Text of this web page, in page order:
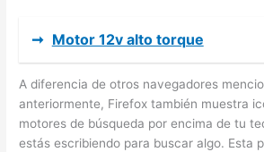
➞ Motor 12v alto torque
A diferencia de otros navegadores
anteriormente, Firefox también muestra
motores de búsqueda por encima de tu
estás escribiendo para buscar algo. Esta